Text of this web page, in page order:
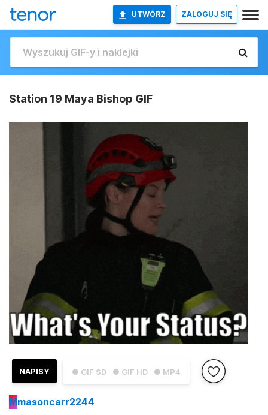
UTWÓRZ ZALOGUJ SIĘ
Station 19 Maya Bishop GIF
● GIF SD ● GIF HD ● MP4
NAPISY
Mmasoncarr2244